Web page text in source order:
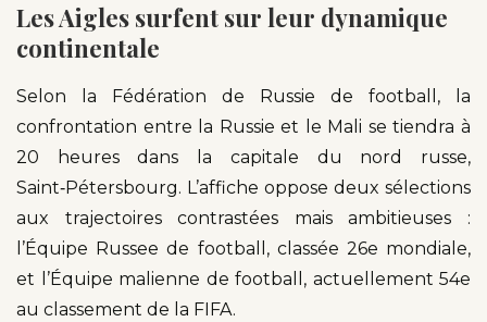
Les Aigles surfent sur leur dynamique
continentale
Selon la Fédération de Russie de football, la
confrontation entre la Russie et le Mali se tiendra à
20 heures dans la capitale du nord russe,
Saint‑Pétersbourg. L’affiche oppose deux sélections
aux trajectoires contrastées mais ambitieuses :
l’Équipe Russee de football, classée 26e mondiale,
et l’Équipe malienne de football, actuellement 54e
au classement de la FIFA.